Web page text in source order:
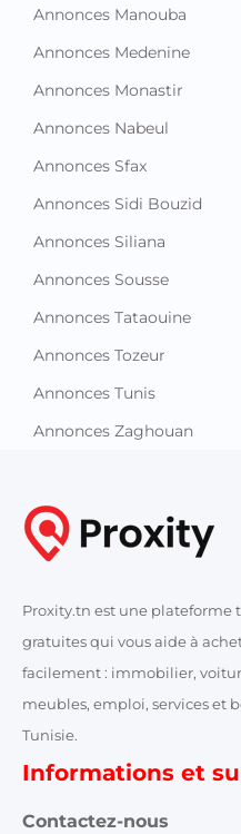
Annonces Manouba
Annonces Medenine
Annonces Monastir
Annonces Nabeul
Annonces Sfax
Annonces Sidi Bouzid
Annonces Siliana
Annonces Sousse
Annonces Tataouine
Annonces Tozeur
Annonces Tunis
Annonces Zaghouan
Proxity.tn est une plateforme
gratuites qui vous aide à
facilement : immobilier,
meubles, emploi, services et
Tunisie.
Informations et
Contactez-nous